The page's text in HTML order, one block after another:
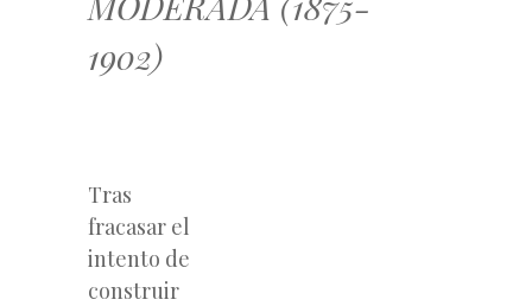
1902)
Tras
fracasar el
intento de
construir